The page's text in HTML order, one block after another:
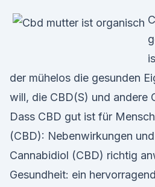
der mühelos die gesunden
will, die CBD(S) und andere
Dass CBD gut ist für
(CBD): Nebenwirkungen
Cannabidiol (CBD) richtig
Gesundheit: ein